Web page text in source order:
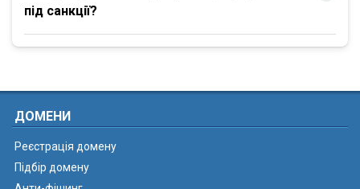
під санкції?
ДОМЕНИ
Реєстрація домену
Підбір домену